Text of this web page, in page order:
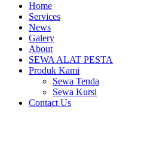
Home
Services
News
Galery
About
SEWA ALAT PESTA
Produk Kami
Sewa Tenda
Sewa Kursi
Contact Us